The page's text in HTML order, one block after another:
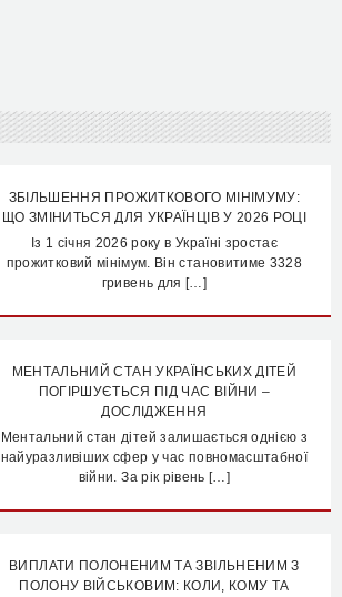
ЗБІЛЬШЕННЯ ПРОЖИТКОВОГО МІНІМУМУ:
ЩО ЗМІНИТЬСЯ ДЛЯ УКРАЇНЦІВ У 2026 РОЦІ
Із 1 січня 2026 року в Україні зростає
прожитковий мінімум. Він становитиме 3328
гривень для […]
МЕНТАЛЬНИЙ СТАН УКРАЇНСЬКИХ ДІТЕЙ
ПОГІРШУЄТЬСЯ ПІД ЧАС ВІЙНИ –
ДОСЛІДЖЕННЯ
Ментальний стан дітей залишається однією з
найуразливіших сфер у час повномасштабної
війни. За рік рівень […]
ВИПЛАТИ ПОЛОНЕНИМ ТА ЗВІЛЬНЕНИМ З
ПОЛОНУ ВІЙСЬКОВИМ: КОЛИ, КОМУ ТА